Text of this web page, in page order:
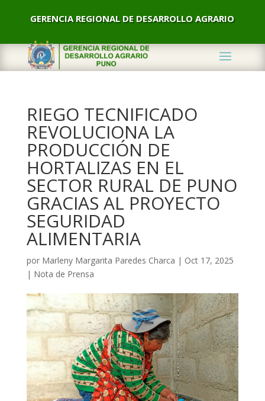
GERENCIA REGIONAL DE DESARROLLO AGRARIO
RIEGO TECNIFICADO
REVOLUCIONA LA
PRODUCCIÓN DE
HORTALIZAS EN EL
SECTOR RURAL DE PUNO
GRACIAS AL PROYECTO
SEGURIDAD
ALIMENTARIA
por Marleny Margarita Paredes Charca | Oct 17, 2025
| Nota de Prensa